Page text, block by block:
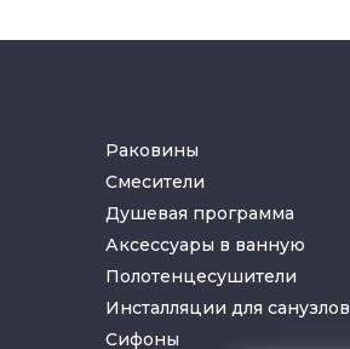
Раковины
Смесители
Душевая программа
Аксессуары в ванную
Полотенцесушители
Инсталляции для санузлов
Cифоны